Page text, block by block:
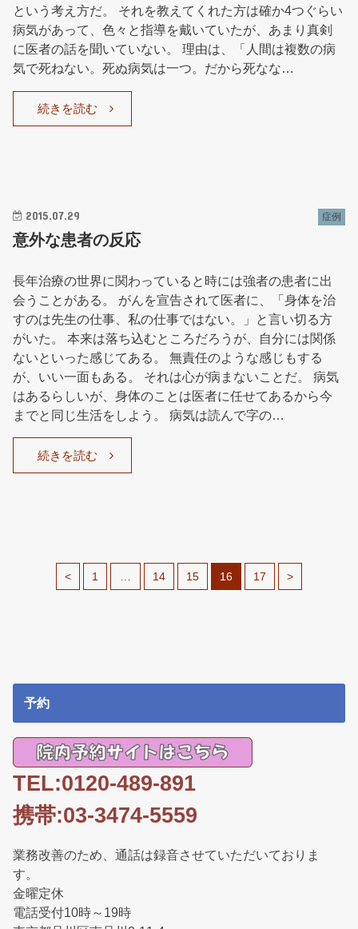
という考え方だ。 それを教えてくれた方は確か4つぐらい
病気があって、色々と指導を戴いていたが、あまり真剣
に医者の話を聞いていない。 理由は、「人間は複数の病
気で死ねない。死ぬ病気は一つ。だから死なな…
続きを読む
2015.07.29 症例
意外な患者の反応
長年治療の世界に関わっていると時には強者の患者に出
会うことがある。 がんを宣告されて医者に、「身体を治
すのは先生の仕事、私の仕事ではない。」と言い切る方
がいた。 本来は落ち込むところだろうが、自分には関係
ないといった感じてある。 無責任のような感じもする
が、いい一面もある。 それは心が病まないことだ。 病気
はあるらしいが、身体のことは医者に任せてあるから今
までと同じ生活をしよう。 病気は読んで字の…
続きを読む
< 1 14 15 16 17 >
予約
TEL:0120-489-891
携帯:03-3474-5559
業務改善のため、通話は録音させていただいておりま
す。
金曜定休
電話受付10時～19時